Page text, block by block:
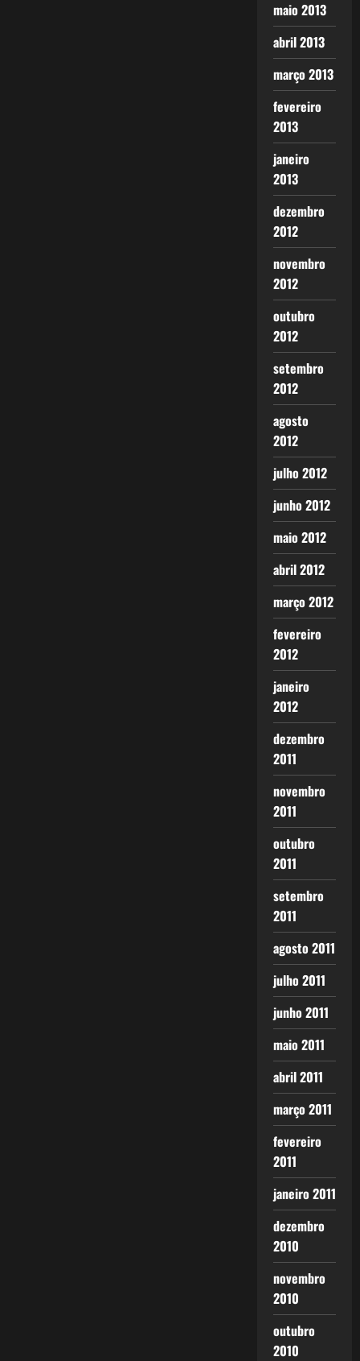
maio 2013
abril 2013
março 2013
fevereiro
2013
janeiro
2013
dezembro
2012
novembro
2012
outubro
2012
setembro
2012
agosto
2012
julho 2012
junho 2012
maio 2012
abril 2012
março 2012
fevereiro
2012
janeiro
2012
dezembro
2011
novembro
2011
outubro
2011
setembro
2011
agosto 2011
julho 2011
junho 2011
maio 2011
abril 2011
março 2011
fevereiro
2011
janeiro 2011
dezembro
2010
novembro
2010
outubro
2010